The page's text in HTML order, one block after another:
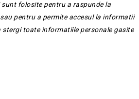
sunt folosite pentru a raspunde la
pentru a permite accesul la informatii
toate informatiile personale gasite